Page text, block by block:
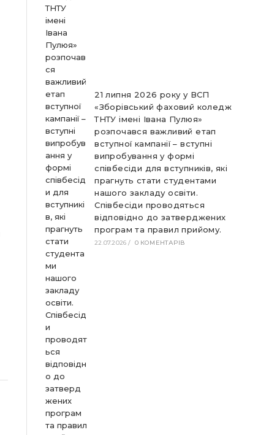
21 липня 2026 року у ВСП
«Зборівський фаховий коледж
ТНТУ імені Івана Пулюя»
розпочався важливий етап
вступної кампанії – вступні
випробування у формі
співбесіди для вступників, які
прагнуть стати студентами
нашого закладу освіти.
Співбесіди проводяться
відповідно до затверджених
програм та правил прийому.
22.07.2026 / 0 КОМЕНТАРІВ